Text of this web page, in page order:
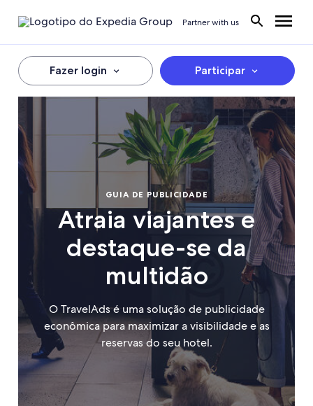
Partner with us
Fazer login Participar
GUIA DE PUBLICIDADE
Atraia viajantes e
destaque-se da
multidão
O TravelAds é uma solução de publicidade
econômica para maximizar a visibilidade e as
reservas do seu hotel.